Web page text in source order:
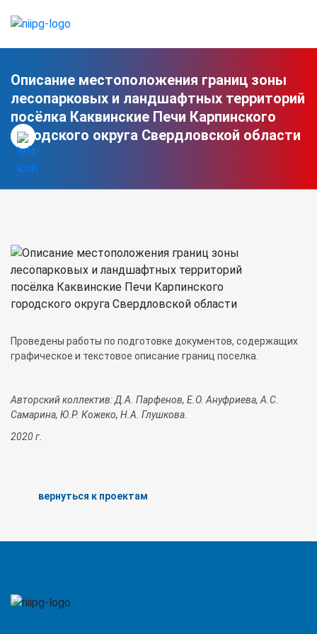
Описание местоположения границ зоны
лесопарковых и ландшафтных территорий
посёлка Каквинские Печи Карпинского
городского округа Свердловской области
Проведены работы по подготовке документов, содержащих
графическое и текстовое описание границ поселка.
Авторский коллектив: Д.А. Парфенов, Е.О. Ануфриева, А.С.
Самарина, Ю.Р. Кожеко, Н.А. Глушкова.
2020г
вернуться к проектам